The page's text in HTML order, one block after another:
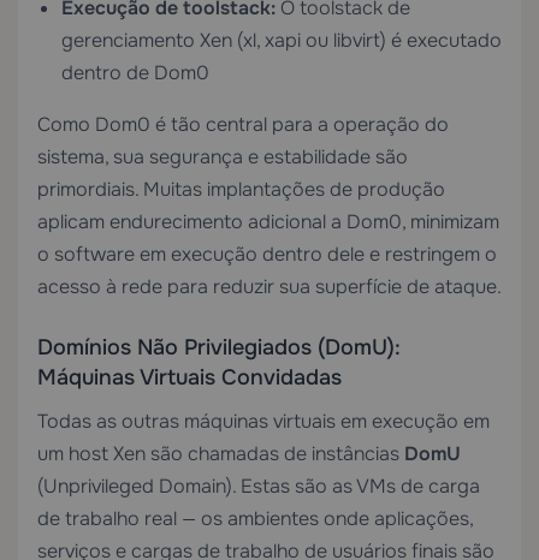
Execução de toolstack: O toolstack de
gerenciamento Xen (xl, xapi ou libvirt) é executado
dentro de Dom0
Como Dom0 é tão central para a operação do
sistema, sua segurança e estabilidade são
primordiais. Muitas implantações de produção
aplicam endurecimento adicional a Dom0, minimizam
o software em execução dentro dele e restringem o
acesso à rede para reduzir sua superfície de ataque.
Domínios Não Privilegiados (DomU):
Máquinas Virtuais Convidadas
Todas as outras máquinas virtuais em execução em
um host Xen são chamadas de instâncias DomU
(Unprivileged Domain). Estas são as VMs de carga
de trabalho real — os ambientes onde aplicações,
serviços e cargas de trabalho de usuários finais são